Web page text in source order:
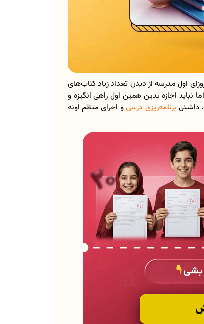
اول مدرسه از دیدن تعداد زیاد کتاب‌های
اجازه بدین همین اول راهی انگیزه و
داشتن برنامه‌ریزی درسیو اجرای منظم اونه